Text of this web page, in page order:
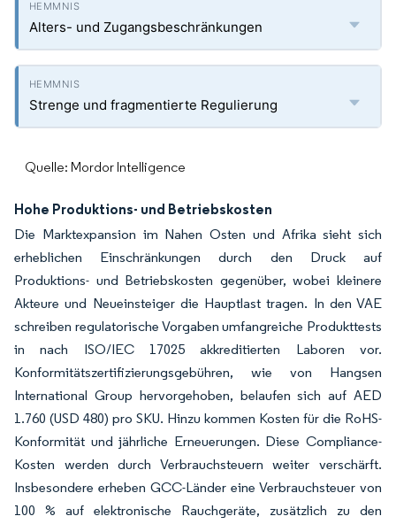
Alters- und Zugangsbeschränkungen
Strenge und fragmentierte Regulierung
Quelle: Mordor Intelligence
Hohe Produktions- und Betriebskosten
Die Marktexpansion im Nahen Osten und Afrika sieht sich
erheblichen Einschränkungen durch den Druck auf
Produktions- und Betriebskosten gegenüber, wobei kleinere
Akteure und Neueinsteiger die Hauptlast tragen. In den VAE
schreiben regulatorische Vorgaben umfangreiche Produkttests
in nach ISO/IEC 17025 akkreditierten Laboren vor.
Konformitätszertifizierungsgebühren, wie von Hangsen
International Group hervorgehoben, belaufen sich auf AED
1.760 (USD 480) pro SKU. Hinzu kommen Kosten für die RoHS-
Konformität und jährliche Erneuerungen. Diese Compliance-
Kosten werden durch Verbrauchsteuern weiter verschärft.
Insbesondere erheben GCC-Länder eine Verbrauchsteuer von
100 % auf elektronische Rauchgeräte, zusätzlich zu den